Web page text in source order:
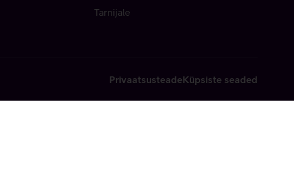
Tarnijale
PrivaatsusteadeKüpsiste seaded